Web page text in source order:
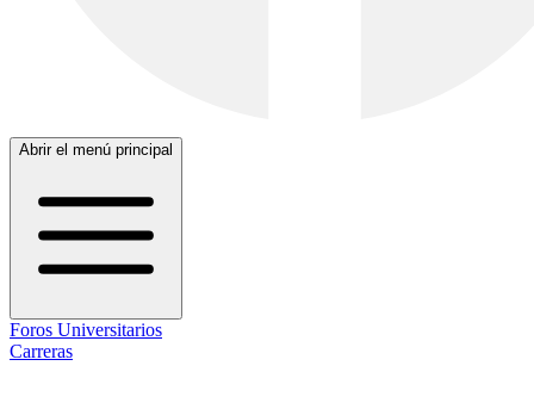
Abrir el menú principal
Foros Universitarios
Carreras